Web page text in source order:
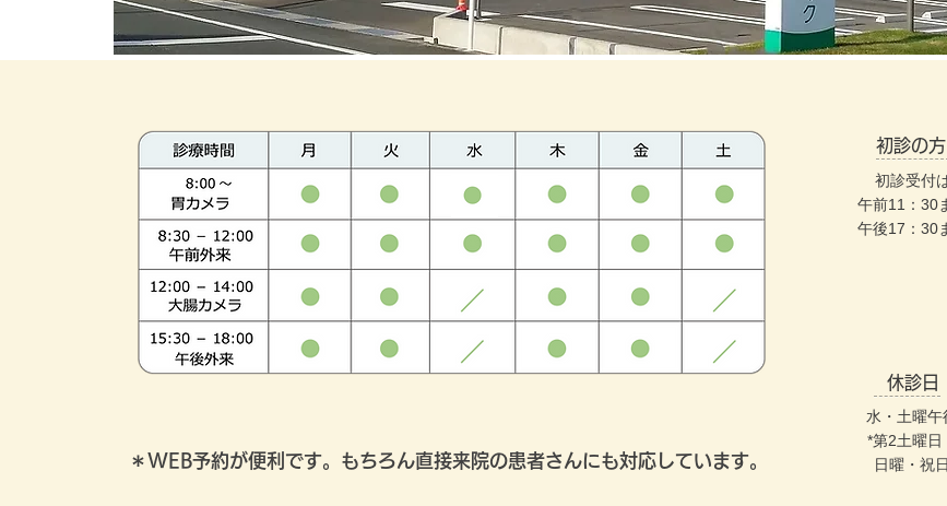
新型コロナ・インフルエンザの抗原検査をはじめ発熱外来でも 患者さんの利便性を第一に考えた診療を行っております。内科・消化器内科・内視鏡クリニックとして、質の高い内視鏡検
行っております。
＊WEB予約が便利です。もちろん直接来院の患者さんにも対応しています。
初診の方
初診受付
午前11：30
午後17：30
休診日
水・土曜午
*第2土曜
日曜・祝日